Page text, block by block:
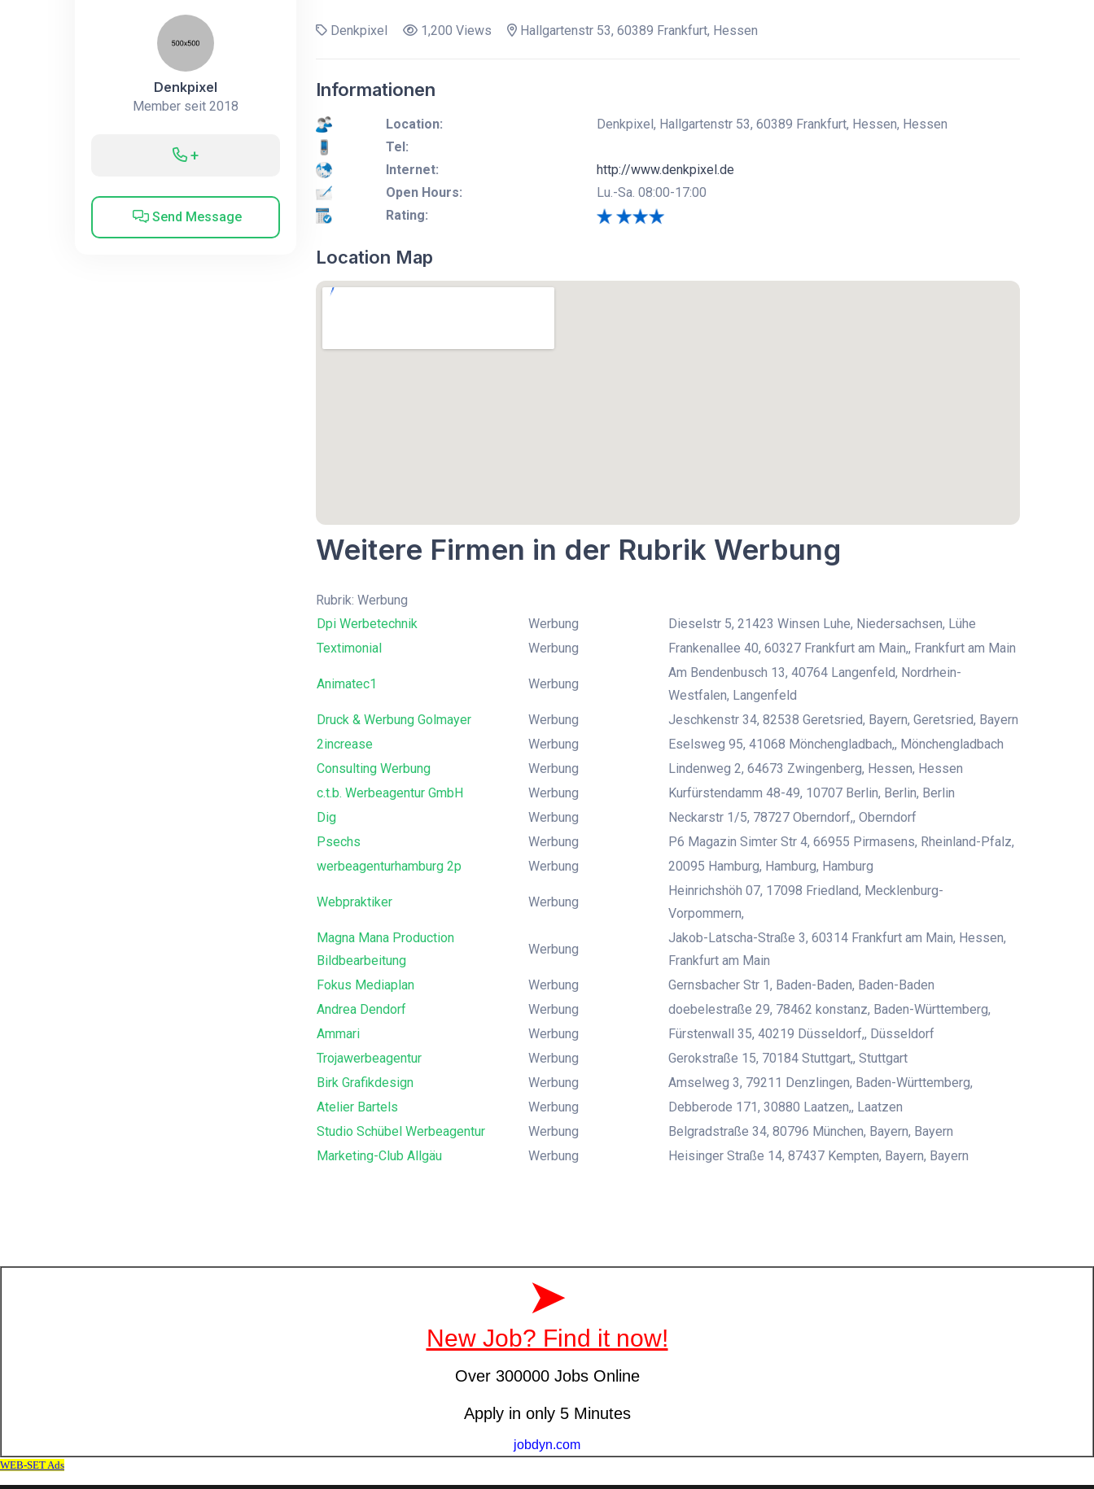
Denkpixel
Member seit 2018
+
Send Message
Denkpixel 1,200 Views Hallgartenstr 53, 60389 Frankfurt, Hessen
Informationen
Location:
Denkpixel, Hallgartenstr 53, 60389 Frankfurt, Hessen, Hessen
Tel:
Internet:
http://www.denkpixel.de
Open Hours:
Lu.-Sa. 08:00-17:00
Rating:
Location Map
Weitere Firmen in der Rubrik Werbung
Rubrik: Werbung
Dpi Werbetechnik
Werbung
Dieselstr 5, 21423 Winsen Luhe, Niedersachsen, Lühe
Textimonial
Werbung Frankenallee 40, 60327 Frankfurt am Main,, Frankfurt am Main
Animatec1 Werbung
Am Bendenbusch 13, 40764 Langenfeld, Nordrhein-
Westfalen, Langenfeld
Druck & Werbung Golmayer
Werbung
Jeschkenstr 34, 82538 Geretsried, Bayern, Geretsried, Bayern
2increase
Werbung
Eselsweg 95, 41068 Mönchengladbach,, Mönchengladbach
Consulting Werbung
Werbung
Lindenweg 2, 64673 Zwingenberg, Hessen, Hessen
c.t.b. Werbeagentur GmbH
Werbung
Kurfürstendamm 48-49, 10707 Berlin, Berlin, Berlin
Dig
Werbung
Neckarstr 1/5, 78727 Oberndorf,, Oberndorf
Psechs
Werbung
P6 Magazin Simter Str 4, 66955 Pirmasens, Rheinland-Pfalz,
werbeagenturhamburg 2p
Werbung 20095 Hamburg, Hamburg, Hamburg
Webpraktiker Werbung
Heinrichshöh 07, 17098 Friedland, Mecklenburg-
Vorpommern,
Magna Mana Production
Bildbearbeitung
Werbung
Jakob-Latscha-Straße 3, 60314 Frankfurt am Main, Hessen,
Frankfurt am Main
Fokus Mediaplan
Werbung
Gernsbacher Str 1, Baden-Baden, Baden-Baden
Andrea Dendorf
Werbung
doebelestraße 29, 78462 konstanz, Baden-Württemberg,
Ammari
Werbung
Fürstenwall 35, 40219 Düsseldorf,, Düsseldorf
Trojawerbeagentur
Werbung
Gerokstraße 15, 70184 Stuttgart,, Stuttgart
Birk Grafikdesign
Werbung
Amselweg 3, 79211 Denzlingen, Baden-Württemberg,
Atelier Bartels
Werbung
Debberode 171, 30880 Laatzen,, Laatzen
Studio Schübel Werbeagentur
Werbung
Belgradstraße 34, 80796 München, Bayern, Bayern
Marketing-Club Allgäu
Werbung Heisinger Straße 14, 87437 Kempten, Bayern, Bayern